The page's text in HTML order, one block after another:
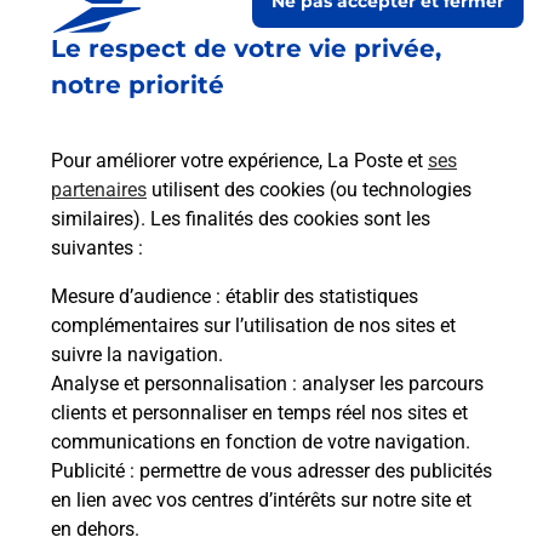
Le respect de votre vie privée,
notre priorité
Pour améliorer votre expérience, La Poste et ses
partenaires utilisent des cookies (ou technologies
similaires). Les finalités des cookies sont les
suivantes :
Mesure d’audience : établir des statistiques
complémentaires sur l’utilisation de nos sites et
suivre la navigation.
Analyse et personnalisation : analyser les parcours
clients et personnaliser en temps réel nos sites et
communications en fonction de votre navigation.
Publicité : permettre de vous adresser des publicités
en lien avec vos centres d’intérêts sur notre site et
en dehors.
Prochaine collecte du courrierlundià 08h30
22 Rue De Chartres
28700 Voise
Itinéraire
Le lien s'ouvre dans un nouvel onglet